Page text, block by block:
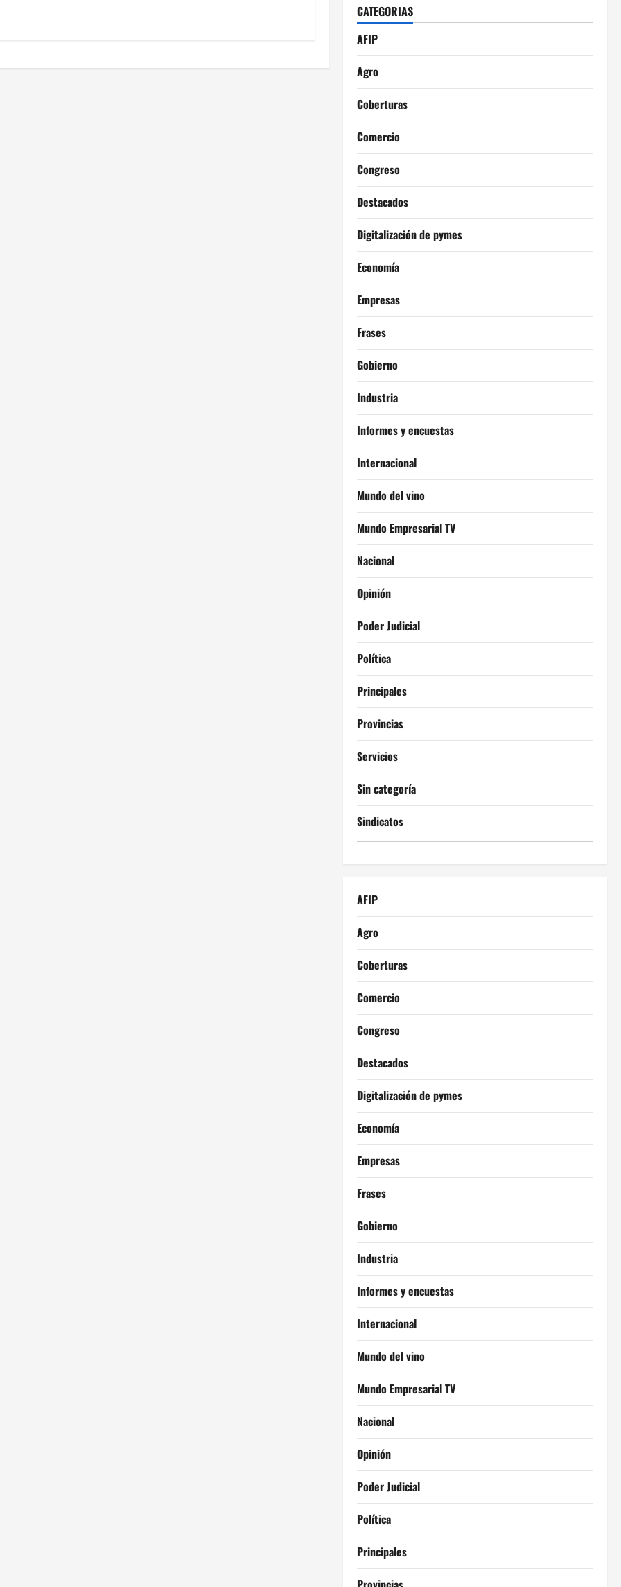
CATEGORIAS
AFIP
Agro
Coberturas
Comercio
Congreso
Destacados
Digitalización de pymes
Economía
Empresas
Frases
Gobierno
Industria
Informes y encuestas
Internacional
Mundo del vino
Mundo Empresarial TV
Nacional
Opinión
Poder Judicial
Política
Principales
Provincias
Servicios
Sin categoría
Sindicatos
AFIP
Agro
Coberturas
Comercio
Congreso
Destacados
Digitalización de pymes
Economía
Empresas
Frases
Gobierno
Industria
Informes y encuestas
Internacional
Mundo del vino
Mundo Empresarial TV
Nacional
Opinión
Poder Judicial
Política
Principales